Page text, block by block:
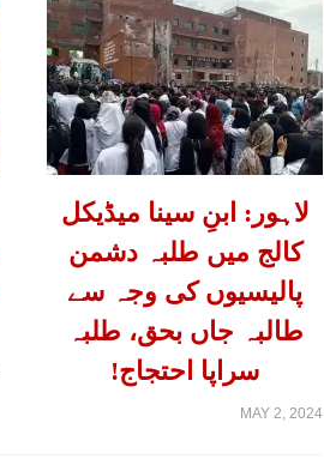
لاہور: ابنِ سینا میڈیکل
کالج میں طلبہ دشمن
پالیسیوں کی وجہ سے
طالبہ جاں بحق، طلبہ
سراپا احتجاج!
MAY 2, 2024